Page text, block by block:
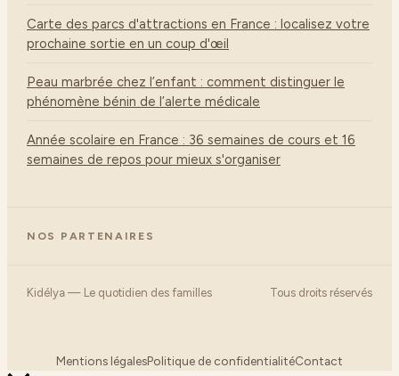
Carte des parcs d'attractions en France : localisez votre
prochaine sortie en un coup d'œil
Peau marbrée chez l’enfant : comment distinguer le
phénomène bénin de l’alerte médicale
Année scolaire en France : 36 semaines de cours et 16
semaines de repos pour mieux s'organiser
NOS PARTENAIRES
Kidélya — Le quotidien des familles Tous droits réservés
Mentions légalesPolitique de confidentialitéContact